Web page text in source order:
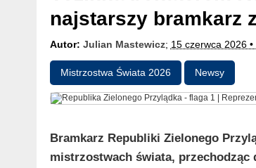
najstarszy bramkarz
Autor: Julian Mastewicz; 15 czerwca 2026
Mistrzostwa Świata 2026 Newsy
Bramkarz Republiki Zielonego
mistrzostwach świata,